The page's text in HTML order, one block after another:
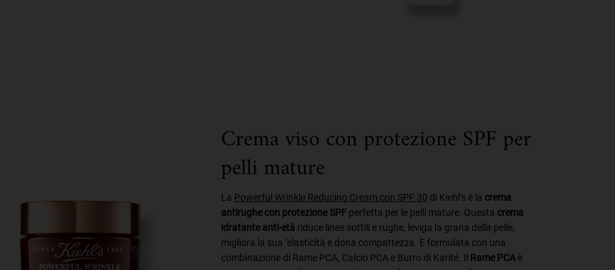
Crema viso con protezione SPF per
pelli mature
La Powerful Wrinkle Reducing Cream con SPF 30 di Kiehl’s è la crema
antirughe con protezione SPFperfetta per le pelli mature. Questa crema
idratante anti-età riduce linee sottili e rughe, leviga la grana della pelle,
migliora la sua ’elasticità e dona compattezza. È formulata con una
combinazione di Rame PCA, Calcio PCA e Burro di Karité. Il
Rame PCAè